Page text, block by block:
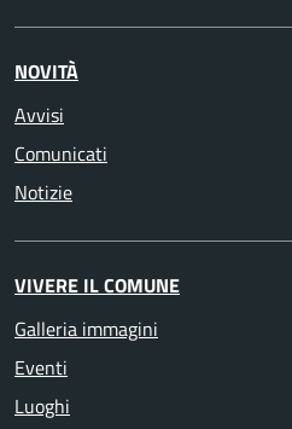
NOVITÀ
Avvisi
Comunicati
Notizie
VIVERE IL COMUNE
Galleria immagini
Eventi
Luoghi